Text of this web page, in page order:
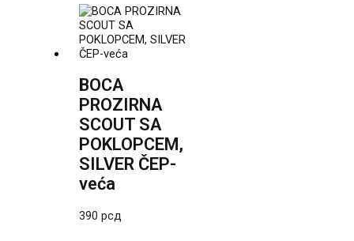
BOCA
PROZIRNA
SCOUT SA
POKLOPCEM,
SILVER ČEP-
veća
390 рсд